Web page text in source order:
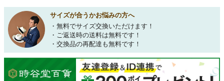
サイズが合うかお悩みの方へ
・無料でサイズ交換いただけます！
・ご返送時の送料は無料です！
・交換品の再配達も無料です！